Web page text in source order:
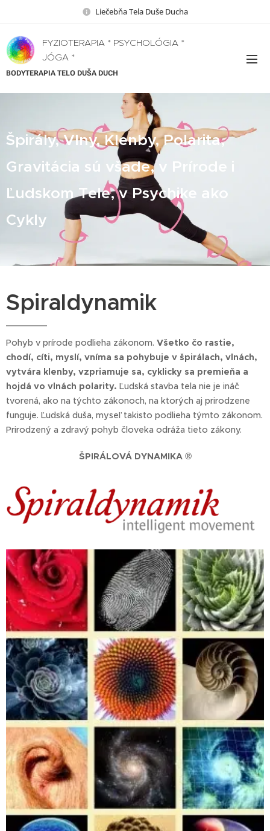
Liečebňa Tela Duše Ducha
FYZIOTERAPIA * PSYCHOLÓGIA *
JÓGA *
BODYTERAPIA TELO DUŠA DUCH
Špirály, Vlny, Klenby, Polarita,
Gravitácia sú všade, v Prírode i
Ľudskom Tele, v Psychike ako
Cykly
Spiraldynamik
Pohyb v prírode podlieha zákonom. Všetko čo rastie,
chodí, cíti, myslí, vníma sa pohybuje v špirálach, vlnách,
vytvára klenby, vzpriamuje sa, cyklicky sa premieňa a
hojdá vo vlnách polarity. Ľudská stavba tela nie je ináč
tvorená, ako na týchto zákonoch, na ktorých aj prirodzene
funguje. Ľudská duša, myseľ takisto podlieha týmto zákonom.
Prirodzený a zdravý pohyb človeka odráža tieto zákony.
ŠPIRÁLOVÁ DYNAMIKA ®